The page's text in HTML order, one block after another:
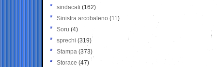
sindacati (162)
Sinistra arcobaleno (11)
Soru (4)
sprechi (319)
Stampa (373)
Storace (47)